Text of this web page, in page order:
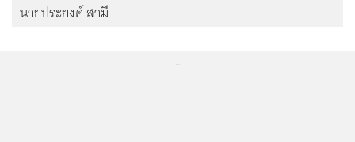
นายประยงค์ สามี